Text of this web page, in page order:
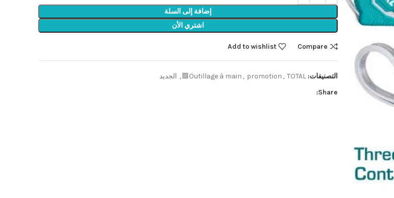
إضافة إلى السلة
اشتري الأن
Compare
Add to wishlist
التصنيفات: Outillage à main , promotion , TOTAL🟩
, الجديد
Share: